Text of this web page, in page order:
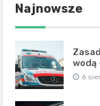
Najnowsze
wodą
6